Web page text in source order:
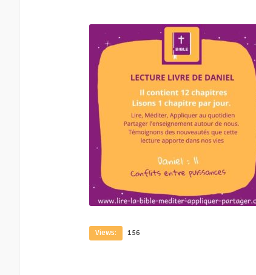
Views: 156